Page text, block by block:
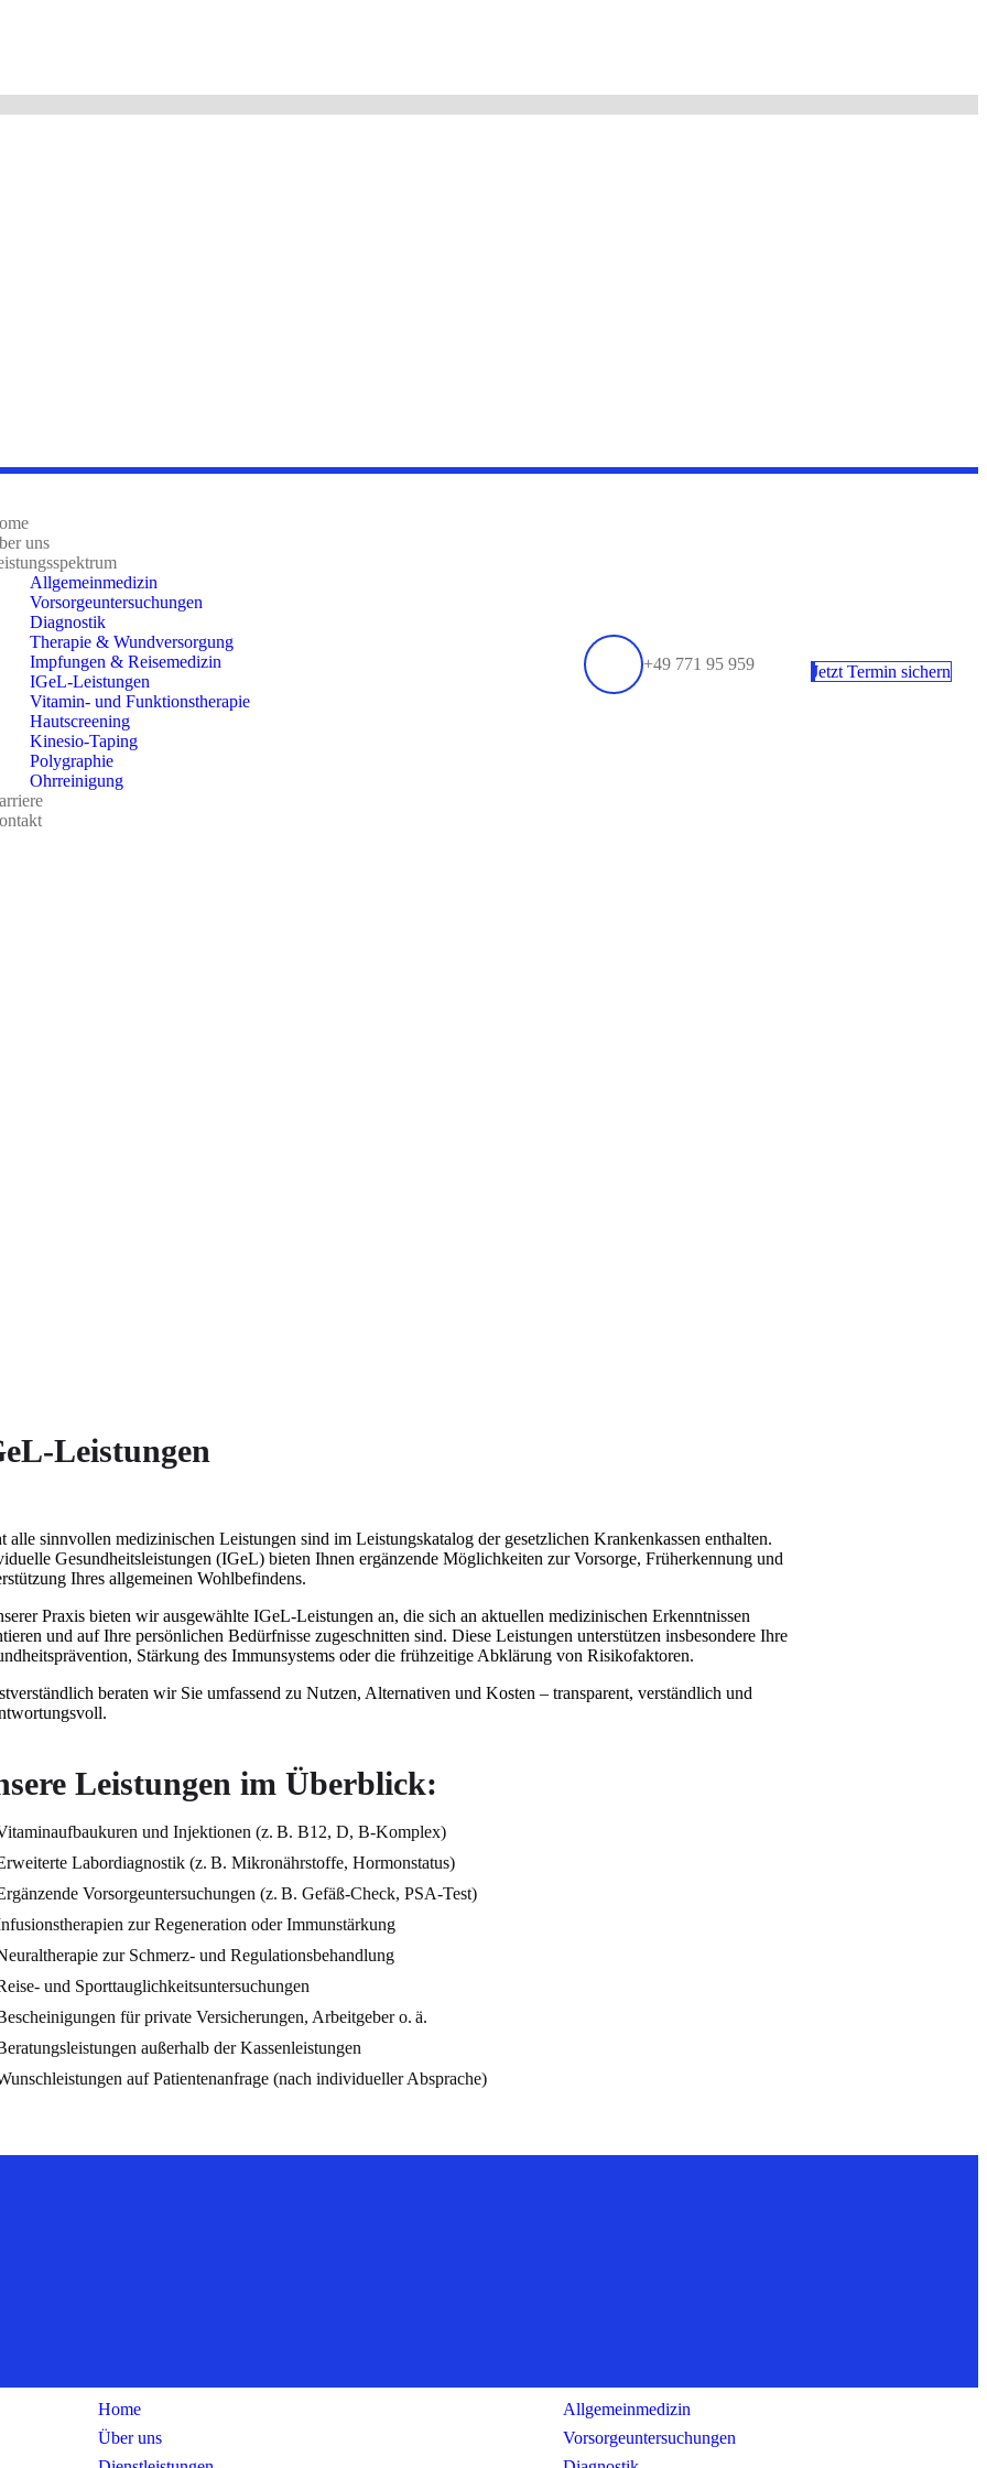
uns
Allgemeinmedizin
Vorsorgeuntersuchungen
Diagnostik
Therapie & Wundversorgung
Impfungen & Reisemedizin
IGeL-Leistungen
Vitamin- und Funktionstherapie
Hautscreening
Kinesio-Taping
Polygraphie
Ohrreinigung
+49 771 95 959 Jetzt Termin sichern
Leistungen
alle sinnvollen medizinischen Leistungen sind im Leistungskatalog der gesetzlichen Krankenkassen enthalten.
Gesundheitsleistungen (IGeL) bieten Ihnen ergänzende Möglichkeiten zur Vorsorge, Früherkennung und
Ihres allgemeinen Wohlbefindens.
Praxis bieten wir ausgewählte IGeL-Leistungen an, die sich an aktuellen medizinischen Erkenntnissen
und auf Ihre persönlichen Bedürfnisse zugeschnitten sind. Diese Leistungen unterstützen insbesondere Ihre
Stärkung des Immunsystems oder die frühzeitige Abklärung von Risikofaktoren.
beraten wir Sie umfassend zu Nutzen, Alternativen und Kosten – transparent, verständlich und
Leistungen im Überblick:
und Injektionen (z. B. B12, D, B-Komplex)
Labordiagnostik (z. B. Mikronährstoffe, Hormonstatus)
Vorsorgeuntersuchungen (z. B. Gefäß-Check, PSA-Test)
zur Regeneration oder Immunstärkung
zur Schmerz- und Regulationsbehandlung
und Sporttauglichkeitsuntersuchungen
für private Versicherungen, Arbeitgeber o. ä.
außerhalb der Kassenleistungen
auf Patientenanfrage (nach individueller Absprache)
Home
Über uns
Allgemeinmedizin
Vorsorgeuntersuchungen